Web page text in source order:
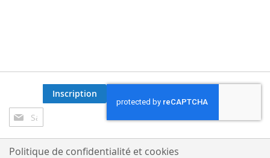
Inscription
à
notre
lettre
Inscription
Politique de confidentialité et cookies